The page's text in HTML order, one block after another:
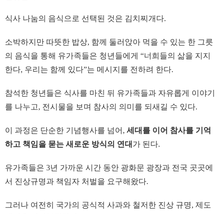
식사 나눔의 음식으로 선택된 것은 김치찌개다.
소박하지만 따뜻한 밥상, 함께 둘러앉아 먹을 수 있는 한 그릇
의 음식을 통해 유가족들은 청년들에게 “너희들의 삶을 지지
한다, 우리는 함께 있다”는 메시지를 전하려 한다.
참석한 청년들은 식사를 마친 뒤 유가족들과 자유롭게 이야기
를 나누고, 전시물을 보며 참사의 의미를 되새길 수 있다.
이 과정은 단순한 기념행사를 넘어, 세대를 이어 참사를 기억
하고 책임을 묻는 새로운 방식의 연대 가 된다.
유가족들은 3년 가까운 시간 동안 광화문 광장과 전국 곳곳에
서 진상규명과 책임자 처벌을 요구해왔다.
그러나 여전히 국가의 공식적 사과와 철저한 진상 규명, 제도